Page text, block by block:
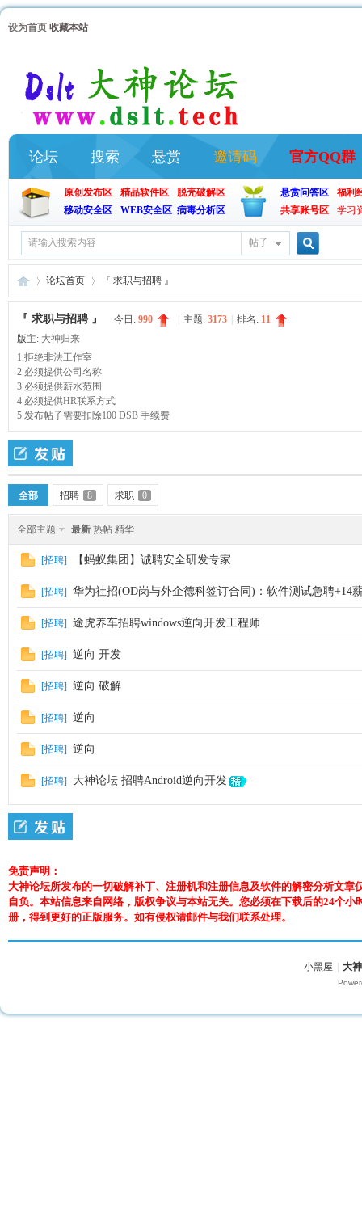
设为首页 收藏本站
论坛 搜索 悬赏 邀请码 官方QQ群
原创发布区 精品软件区
脱壳破解区
移动安全区
WEB安全区 病毒分析区
悬赏问答区
福利
共享账号区
学习
帖子
搜
大
神
论
坛
论坛首页
›
『 求职与招聘 』
『 求职与招聘 』 今日: 990 主题: 3173 排名: 11
版主: 大神归来
1.拒绝非法工作室
2.必须提供公司名称
3.必须提供薪水范围
4.必须提供HR联系方式
5.发布帖子需要扣除100 DSB 手续费
全部 招聘 8 求职 0
全部主题 最新 热帖 精华
[招聘] 【蚂蚁集团】诚聘安全研发专家
[招聘] 华为社招(OD岗与外企德科签订合同)：软件测试急聘+14
[招聘] 途虎养车招聘windows逆向开发工程师
[招聘] 逆向 开发
[招聘] 逆向 破解
[招聘] 逆向
[招聘] 逆向
[招聘] 大神论坛 招聘Android逆向开发
免责声明：
大神论坛所发布的一切破解补丁、注册机和注册信息及软件的解密分析文
自负。本站信息来自网络，版权争议与本站无关。您必须在下载后的24个
册，得到更好的正版服务。如有侵权请邮件与我们联系处理。
小黑屋 大